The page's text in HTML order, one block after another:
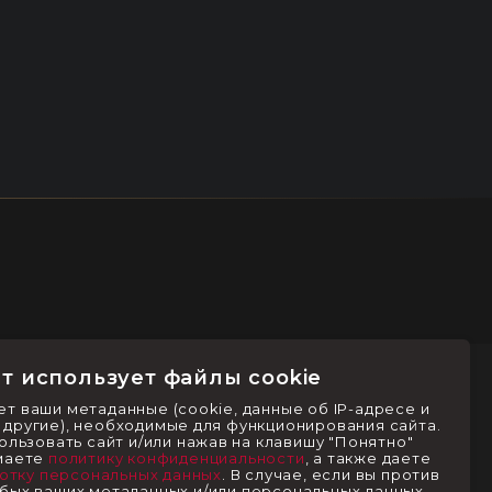
Контакты
использует файлы cookie
ваши метаданные (cookie, данные об IP-адресе и
необходимые для функционирования сайта.
сайт и/или нажав на клавишу "Понятно"
политику конфиденциальности
, а также даете
персональных данных
. В случае, если вы против